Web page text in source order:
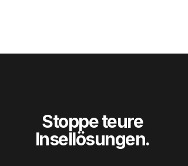
Stoppe teure
Insellösungen.